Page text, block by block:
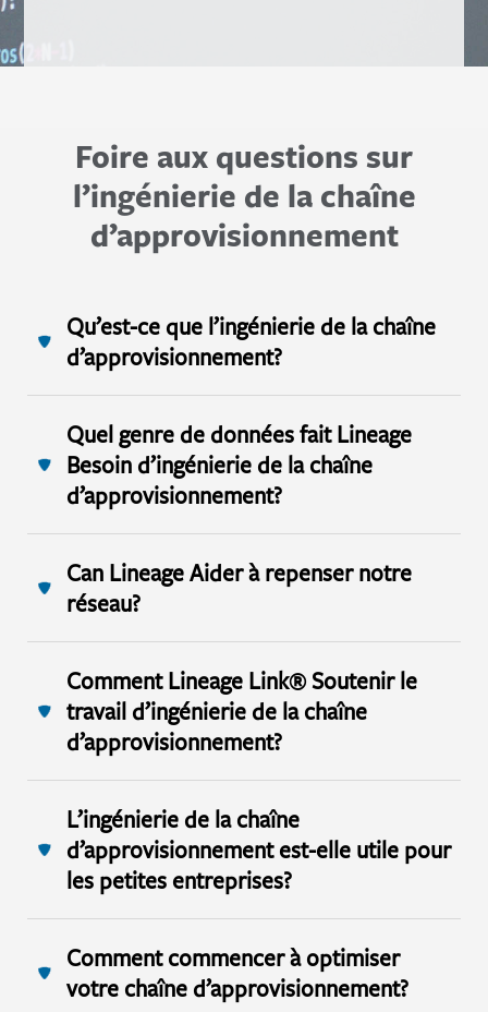
Foire aux questions sur
l’ingénierie de la chaîne
d’approvisionnement
Qu’est-ce que l’ingénierie de la chaîne
d’approvisionnement?
Quel genre de données fait Lineage
Besoin d’ingénierie de la chaîne
d’approvisionnement?
Can Lineage Aider à repenser notre
réseau?
Comment Lineage Link® Soutenir le
travail d’ingénierie de la chaîne
d’approvisionnement?
L’ingénierie de la chaîne
d’approvisionnement est-elle utile pour
les petites entreprises?
Comment commencer à optimiser
votre chaîne d’approvisionnement?